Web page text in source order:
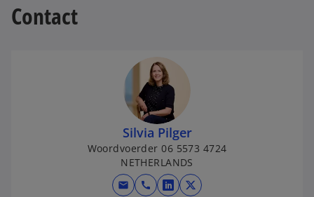
Contact
Silvia Pilger
Woordvoerder 06 5573 4724
NETHERLANDS
mail call
o
o